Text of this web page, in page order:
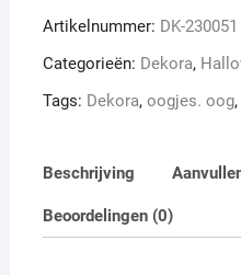
gram
aantal
Artikelnummer: DK-230051
Categorieën: Dekora,
Tags: Dekora, oogjes. oog,
Beschrijving
Beoordelingen (0)